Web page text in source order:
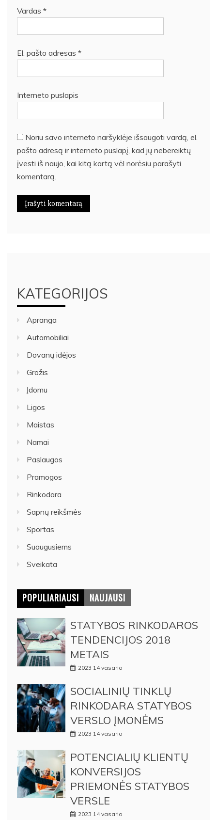
Vardas *
El. pašto adresas *
Interneto puslapis
Noriu savo interneto naršyklėje išsaugoti vardą, el.
pašto adresą ir interneto puslapį, kad jų nebereiktų
įvesti iš naujo, kai kitą kartą vėl norėsiu parašyti
komentarą.
KATEGORIJOS
Apranga
Automobiliai
Dovanų idėjos
Grožis
Įdomu
Ligos
Maistas
Namai
Paslaugos
Pramogos
Rinkodara
Sapnų reikšmės
Sportas
Suaugusiems
Sveikata
POPULIARIAUSI NAUJAUSI
STATYBOS RINKODAROS
TENDENCIJOS 2018
METAIS
2023 14 vasario
SOCIALINIŲ TINKLŲ
RINKODARA STATYBOS
VERSLO ĮMONĖMS
2023 14 vasario
POTENCIALIŲ KLIENTŲ
KONVERSIJOS
PRIEMONĖS STATYBOS
VERSLE
2023 14 vasario